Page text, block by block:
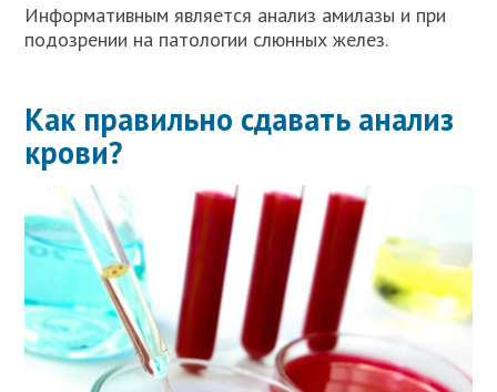
Информативным является анализ амилазы и при
подозрении на патологии слюнных желез.
Как правильно сдавать анализ
крови?